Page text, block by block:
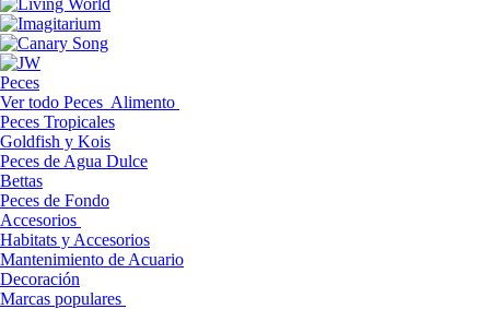
Peces
Ver todo Peces Alimento
Peces Tropicales
Goldfish y Kois
Peces de Agua Dulce
Bettas
Peces de Fondo
Accesorios
Habitats y Accesorios
Mantenimiento de Acuario
Decoración
Marcas populares